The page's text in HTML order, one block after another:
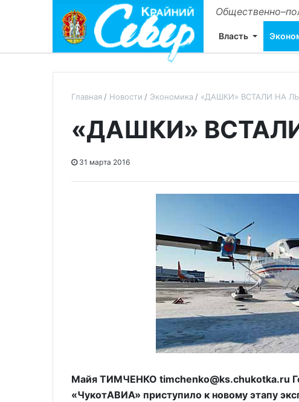
Власть
Главная Новости Экономика «ДАШКИ» ВСТАЛИ НА
«ДАШКИ»
31 марта 2016
Майя ТИМЧЕНКО timchenko@ks.chukotka.ru
«ЧукотАВИА» приступило к новому этапу